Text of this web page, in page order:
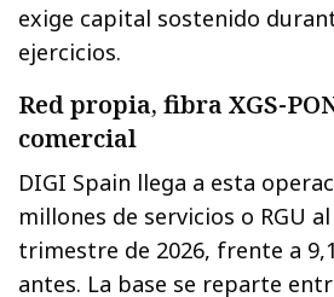
exige capital sostenido
ejercicios.
Red propia, fibra XGS-
comercial
DIGI Spain llega a esta
millones de servicios o RGU
trimestre de 2026, frente a
antes. La base se reparte